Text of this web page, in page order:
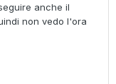
anche il
non vedo l'ora